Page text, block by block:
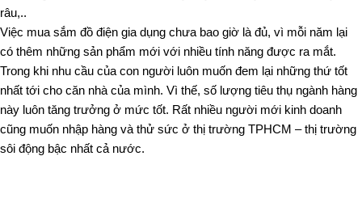
râu,..
Việc mua sắm đồ điện gia dụng chưa bao giờ là đủ, vì mỗi năm lại
có thêm những sản phẩm mới với nhiều tính năng được ra mắt.
Trong khi nhu cầu của con người luôn muốn đem lại những thứ tốt
nhất tới cho căn nhà của mình. Vì thế, số lượng tiêu thụ ngành hàng
này luôn tăng trưởng ở mức tốt. Rất nhiều người mới kinh doanh
cũng muốn nhập hàng và thử sức ở thị trường TPHCM – thị trường
sôi động bậc nhất cả nước.